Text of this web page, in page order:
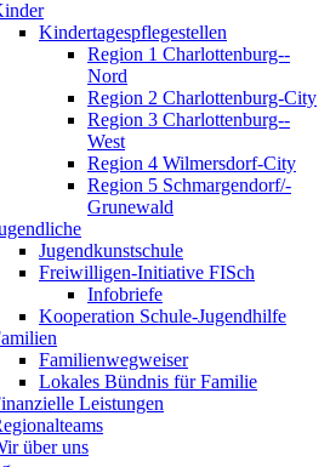
Kindertagespflegestellen
Region 1 Charlottenburg-­
Nord
Region 2 Charlottenburg-­City
Region 3 Charlottenburg-­
West
Region 4 Wilmersdorf-City
Region 5 Schmargendorf/­
Grunewald
Jugend­kunstschule
Freiwilligen-Initiative FISch
Infobriefe
Kooperation Schule-Jugendhilfe
Familien­wegweiser
Lokales Bündnis für Familie
Leistungen
über uns